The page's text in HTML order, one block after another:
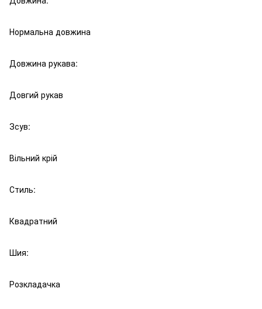
Нормальна довжина
Довжина рукава:
Довгий рукав
Зсув:
Вільний крій
Стиль:
Квадратний
Шия:
Розкладачка